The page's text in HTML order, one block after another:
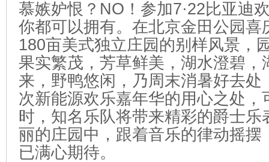
慕嫉妒恨？NO！参加7·22比亚迪
你都可以拥有。在北京金田公园喜
180亩美式独立庄园的别样风景，
果实繁茂，芳草鲜美，湖水澄碧，
来，野鸭悠闲，乃周末消暑好去处
次新能源欢乐嘉年华的用心之处，
时，知名乐队将带来精彩的爵士乐
丽的庄园中，跟着音乐的律动摇摆
已满心期待。